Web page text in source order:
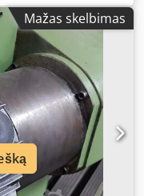
Mažas skelbimas